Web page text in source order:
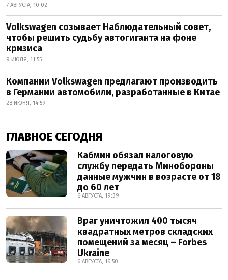
7 АВГУСТА, 10:02
Volkswagen созывает Наблюдательный совет,
чтобы решить судьбу автогиганта на фоне
кризиса
9 ИЮЛЯ, 11:55
Компании Volkswagen предлагают производить
в Германии автомобили, разработанные в Китае
28 ИЮНЯ, 14:59
ГЛАВНОЕ СЕГОДНЯ
Кабмин обязал налоговую
службу передать Минобороны
данные мужчин в возрасте от 18
до 60 лет
6 АВГУСТА, 19:39
Враг уничтожил 400 тысяч
квадратных метров складских
помещений за месяц – Forbes
Ukraine
6 АВГУСТА, 16:50